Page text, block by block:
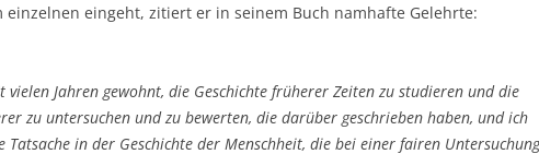
einzelnen eingeht, zitiert er in seinem Buch namhafte Gelehrte:
vielen Jahren gewohnt, die Geschichte früherer Zeiten zu studieren und die
zu untersuchen und zu bewerten, die darüber geschrieben haben, und ich
Tatsache in der Geschichte der Menschheit, die bei einer fairen Untersuchung